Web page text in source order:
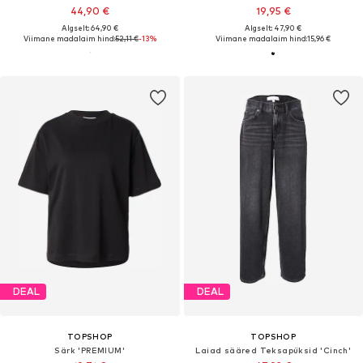
44,90 €
Algselt: 64,90 €
Viimane madalaim hind:52,11 €-13%
19,95 €
Algselt: 47,90 €
Viimane madalaim hind:15,96 €
DEAL
TOPSHOP
Särk 'PREMIUM'
DEAL
TOPSHOP
Laiad sääred Teksapüksid 'Cinch'